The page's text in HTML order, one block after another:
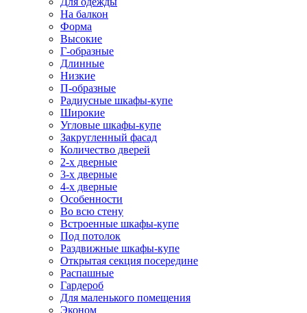
На балкон
Форма
Высокие
Г-образные
Длинные
Низкие
П-образные
Радиусные шкафы-купе
Широкие
Угловые шкафы-купе
Закругленный фасад
Количество дверей
2-х дверные
3-х дверные
4-х дверные
Особенности
Во всю стену
Встроенные шкафы-купе
Под потолок
Раздвижные шкафы-купе
Открытая секция посередине
Распашные
Гардероб
Для маленького помещения
Эконом